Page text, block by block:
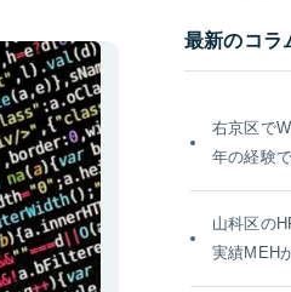
最新のコラ
右京区で
年の経験
山科区の
実績MEH